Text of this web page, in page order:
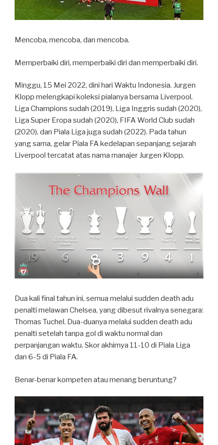
Mencoba, mencoba, dan mencoba.
Memperbaiki diri, memperbaiki diri dan memperbaiki diri.
Minggu, 15 Mei 2022, dini hari Waktu Indonesia. Jurgen
Klopp melengkapi koleksi pialanya bersama Liverpool.
Liga Champions sudah (2019), Liga Inggris sudah (2020),
Liga Super Eropa sudah (2020), FIFA World Club sudah
(2020), dan Piala Liga juga sudah (2022). Pada tahun
yang sama, gelar Piala FA kedelapan sepanjang sejarah
Liverpool tercatat atas nama manajer Jurgen Klopp.
Dua kali final tahun ini, semua melalui sudden death adu
penalti melawan Chelsea, yang dibesut rivalnya senegara:
Thomas Tuchel. Dua-duanya melalui sudden death adu
penalti setelah tanpa gol di waktu normal dan
perpanjangan waktu. Skor akhirnya 11-10 di Piala Liga
dan 6-5 di Piala FA.
Benar-benar kompeten atau menang beruntung?